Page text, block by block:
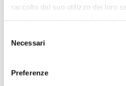
raccolto dal suo utilizzo dei loro
delNecessari
Preferenze
ilmodulo di contatto dello
del previsto, non sempre si